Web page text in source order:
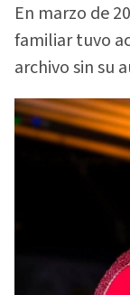
En marzo de
familiar tuvo
archivo sin su